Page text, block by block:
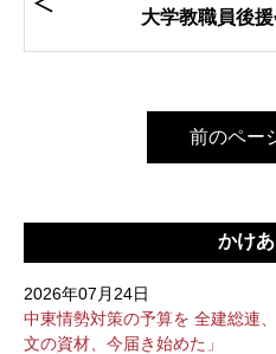
大学教職員後
前のペー
かけ
2026年07月24日
中東情勢対策の予算を 全建総連
文の資材、今届き始めた」